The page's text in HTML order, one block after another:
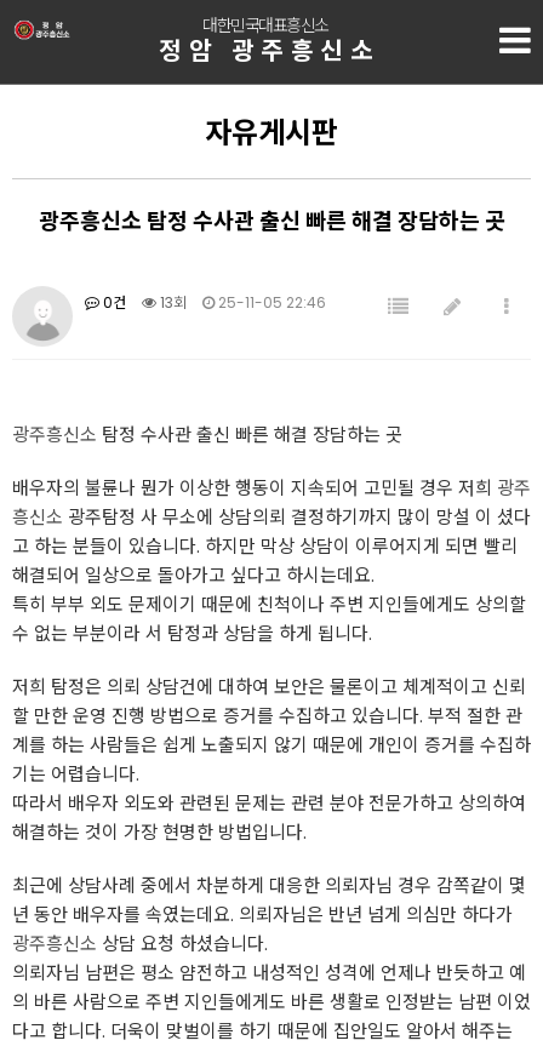
대한민국대표흥신소
정암 광주흥신소
자유게시판
광주흥신소 탐정 수사관 출신 빠른 해결 장담하는 곳
0건 13회 25-11-05 22:46
광주흥신소 탐정 수사관 출신 빠른 해결 장담하는 곳 ​
배우자의 불륜나 뭔가 이상한 행동이 지속되어 고민될 경우 저희 광주
흥신소 광주탐정 사 무소에 상담의뢰 결정하기까지 많이 망설 이 셨다
고 하는 분들이 있습니다. 하지만 막상 상담이 이루어지게 되면 빨리
해결되어 일상으로 돌아가고 싶다고 하시는데요.
특히 부부 외도 문제이기 때문에 친척이나 주변 지인들에게도 상의할
수 없는 부분이라 서 탐정과 상담을 하게 됩니다.
저희 탐정은 의뢰 상담건에 대하여 보안은 물론이고 체계적이고 신뢰
할 만한 운영 진행 방법으로 증거를 수집하고 있습니다. 부적 절한 관
계를 하는 사람들은 쉽게 노출되지 않기 때문에 개인이 증거를 수집하
기는 어렵습니다.
따라서 배우자 외도와 관련된 문제는 관련 분야 전문가하고 상의하여
해결하는 것이 가장 현명한 방법입니다.
최근에 상담사례 중에서 차분하게 대응한 의뢰자님 경우 감쪽같이 몇
년 동안 배우자를 속였는데요. 의뢰자님은 반년 넘게 의심만 하다가
광주흥신소 상담 요청 하셨습니다.
의뢰자님 남편은 평소 얌전하고 내성적인 성격에 언제나 반듯하고 예
의 바른 사람으로 주변 지인들에게도 바른 생활로 인정받는 남편 이었
다고 합니다. 더욱이 맞벌이를 하기 때문에 집안일도 알아서 해주는